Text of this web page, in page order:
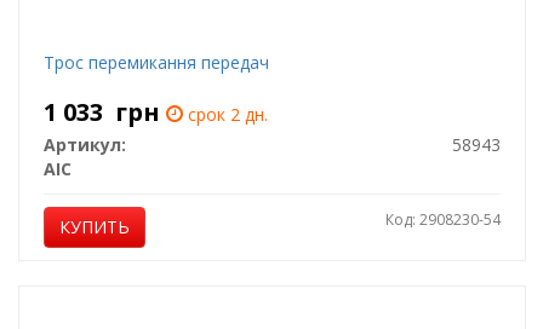
Трос перемикання передач
1 033 грн
срок 2 дн.
Артикул:
58943
AIC
КУПИТЬ Код: 2908230-54